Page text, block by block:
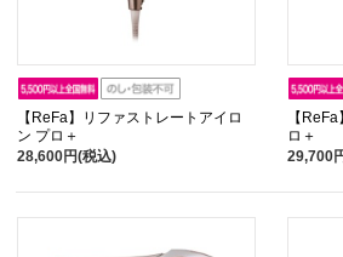
【ReFa】リファストレートアイロ
ン プロ＋
28,600円(税込)
【
ロ＋
29,700